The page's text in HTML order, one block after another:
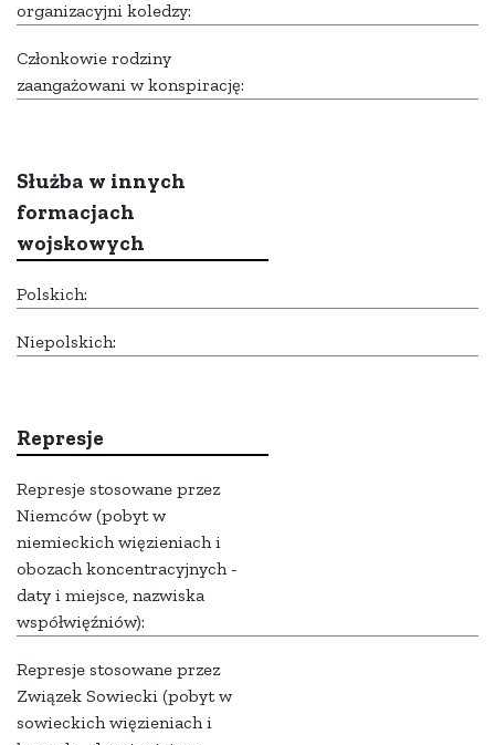
organizacyjni koledzy:
Członkowie rodziny
zaangażowani w konspirację:
Służba w innych
formacjach
wojskowych
Polskich:
Niepolskich:
Represje
Represje stosowane przez
Niemców (pobyt w
niemieckich więzieniach i
obozach koncentracyjnych -
daty i miejsce, nazwiska
współwięźniów):
Represje stosowane przez
Związek Sowiecki (pobyt w
sowieckich więzieniach i